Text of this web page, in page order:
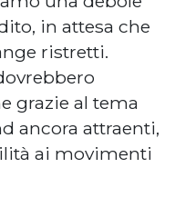
in attesa che
ristretti.
grazie al tema
ancora attraenti,
ai movimenti